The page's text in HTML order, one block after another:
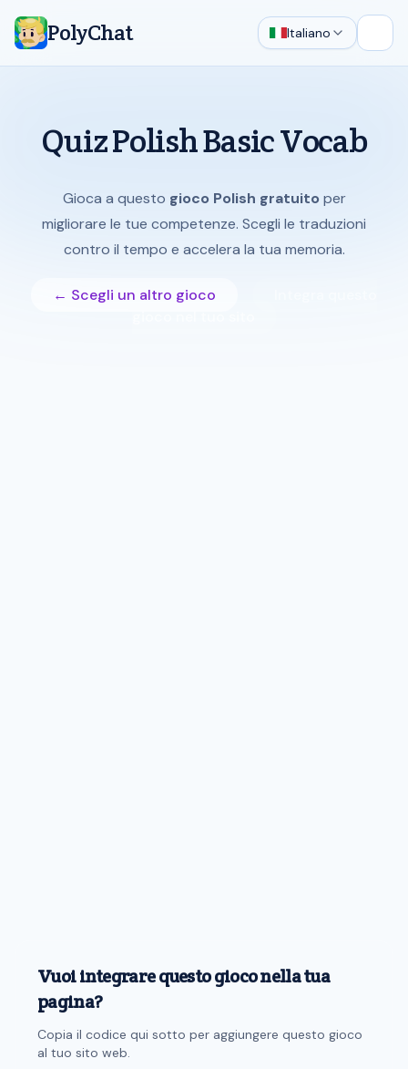
PolyChat Italiano
Quiz Polish Basic Vocab
Gioca a questo gioco Polish gratuito per
migliorare le tue competenze. Scegli le traduzioni
contro il tempo e accelera la tua memoria.
← Scegli un altro gioco
Vuoi integrare questo gioco nella tua
pagina?
Copia il codice qui sotto per aggiungere questo gioco
al tuo sito web.